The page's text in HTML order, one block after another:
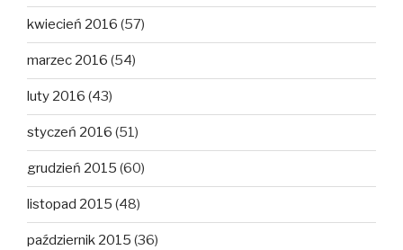
kwiecień 2016 (57)
marzec 2016 (54)
luty 2016 (43)
styczeń 2016 (51)
grudzień 2015 (60)
listopad 2015 (48)
październik 2015 (36)